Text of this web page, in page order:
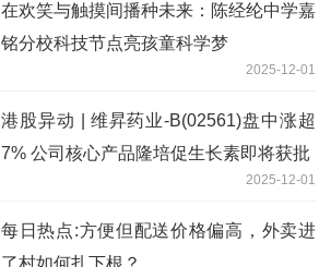
在欢笑与触摸间播种未来：陈经纶中学嘉
铭分校科技节点亮孩童科学梦
2025-12-01
港股异动 | 维昇药业-B(02561)盘中涨超
7% 公司核心产品隆培促生长素即将获批
2025-12-01
每日热点:方便但配送价格偏高，外卖进
了村如何扎下根？